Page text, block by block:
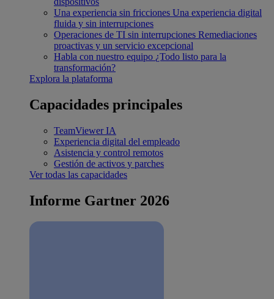
Una experiencia sin fricciones Una experiencia digital
fluida y sin interrupciones
Operaciones de TI sin interrupciones Remediaciones
proactivas y un servicio excepcional
Habla con nuestro equipo ¿Todo listo para la
transformación?
Explora la plataforma
Capacidades principales
TeamViewer IA
Experiencia digital del empleado
Asistencia y control remotos
Gestión de activos y parches
Ver todas las capacidades
Informe Gartner 2026